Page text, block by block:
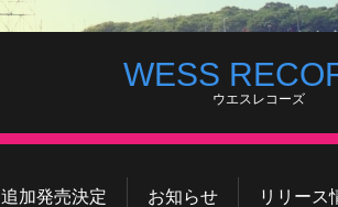
WESS
ウエスレコーズ
追加発売決定 お知らせ リリース